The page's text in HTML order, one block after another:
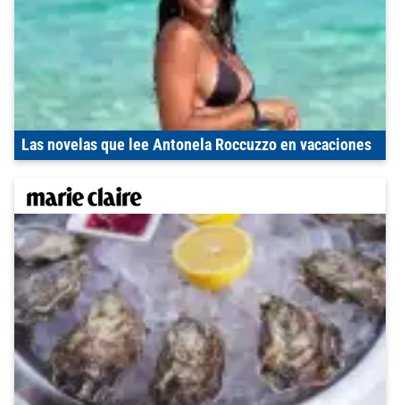
Las novelas que lee Antonela Roccuzzo en vacaciones